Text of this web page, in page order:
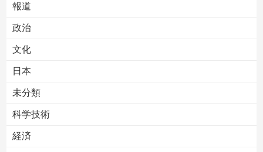
報道
政治
文化
日本
未分類
科学技術
経済